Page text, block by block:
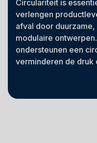
Circulariteit is
verlengen
afval door
modulaire
ondersteunen een
verminderen de druk